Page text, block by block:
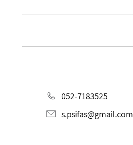
052-7183525
s.psifas@gmail.com